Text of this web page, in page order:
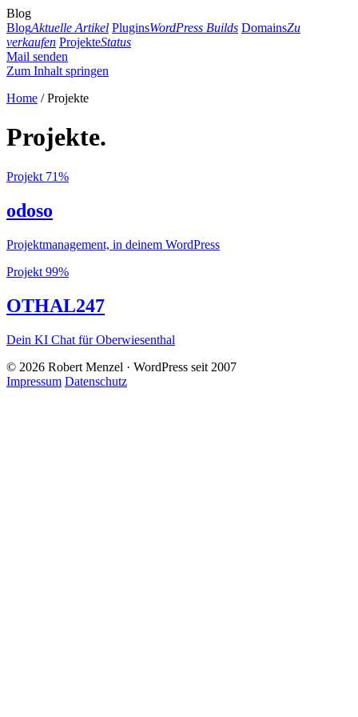
Blog
BlogAktuelle Artikel PluginsWordPress Builds DomainsZu
verkaufen ProjekteStatus
Mail senden
Zum Inhalt springen
Home / Projekte
Projekte.
Projekt 71%
odoso
Projektmanagement, in deinem WordPress
Projekt 99%
OTHAL247
Dein KI Chat für Oberwiesenthal
© 2026 Robert Menzel · WordPress seit 2007
Impressum Datenschutz